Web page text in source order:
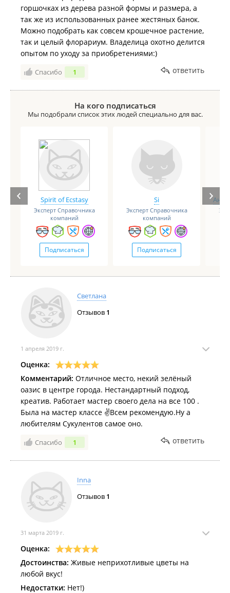
горшочках из дерева разной формы и размера, а
так же из использованных ранее жестяных банок.
Можно подобрать как совсем крошечное растение,
так и целый флорариум. Владелица охотно делится
опытом по уходу за приобретениями:)
Спасибо 1 ответить
На кого подписаться
Мы подобрали список этих людей специально для вас.
Spirit of Ecstasy
Эксперт Справочника
компаний
Подписаться
Si
Эксперт Справочника
компаний
Подписаться
Светлана
Отзывов 1
1 апреля 2019 г.
Оценка:
Комментарий: Отличное место, некий зелёный
оазис в центре города. Нестандартный подход,
креатив. Работает мастер своего дела на все 100 .
Была на мастер классе ✌️Всем рекомендую.Ну а
любителям Сукулентов самое оно.
Спасибо 1 ответить
Inna
Отзывов 1
31 марта 2019 г.
Оценка:
Достоинства: Живые неприхотливые цветы на
любой вкус!
Недостатки: Нет!)